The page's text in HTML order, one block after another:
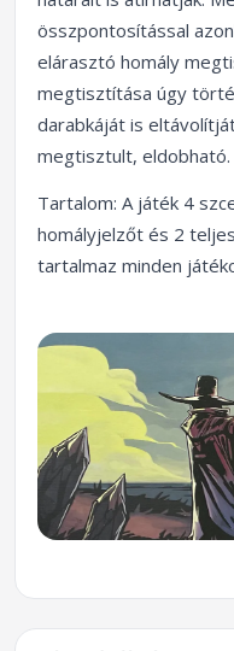
összpontosítással
elárasztó homály
megtisztítása úgy
darabkáját is
megtisztult, eldobható.
Tartalom: A játék 4
homályjelzőt és 2
tartalmaz minden